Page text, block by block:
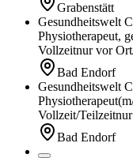
Grabenstätt
Gesundheitswelt
Physiotherapeut,
Vollzeitnur vor Ort
Bad Endorf
Gesundheitswelt
Physiotherapeut
Vollzeit/Teilzeit
Bad Endorf